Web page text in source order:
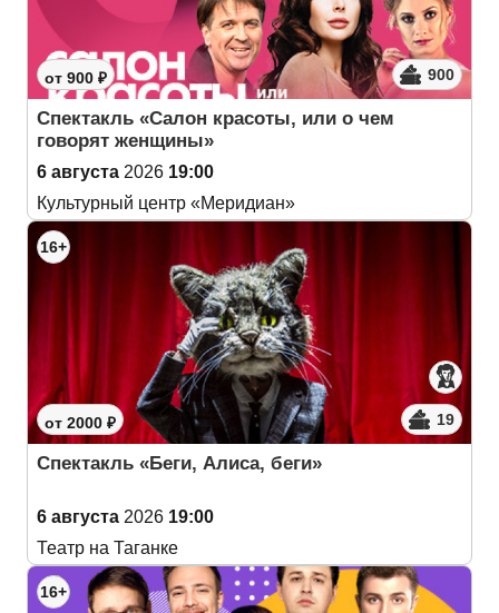
от 900 ₽ 900
Спектакль «Салон красоты, или о чем
говорят женщины»
6 августа 2026 19:00
Культурный центр «Меридиан»
16+
от 2000 ₽ 19
Спектакль «Беги, Алиса, беги»
6 августа 2026 19:00
Театр на Таганке
16+